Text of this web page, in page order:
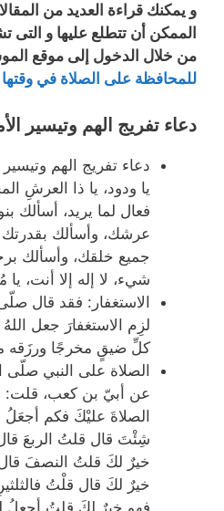
و يمكنك قراءة العديد من
الممكن أن تتطلع عليها و التى
من خلال الدخول إلى موقع
للمحافظة على الصلاة في وقتها
دعاء تفريج الهم وتيسير
دعاء تفريج الهم وتيسير
يا ودود، يا ذا العرشِ
فعال لما يريد، أسألك
عرشك، وأسألك
جميع خلقك، وأسألك
شيء، لا إله إلا أنت، يا
الاستغفار: فقد قال
لزِم الاستغفارَ جعل
كلِّ ضيقٍ مخرجًا ورزَقه
الصلاة على النبي صلّى
عن أبيّ بن كعب، قلت:
الصلاةَ عليْكَ فكم
شِئْتَ قال قلتُ الربعَ
خيرٌ لكَ قلتُ النصفَ
خيرٌ لكَ قال قلْتُ
فهو خيرٌ لكَ قلتُ أجعلُ